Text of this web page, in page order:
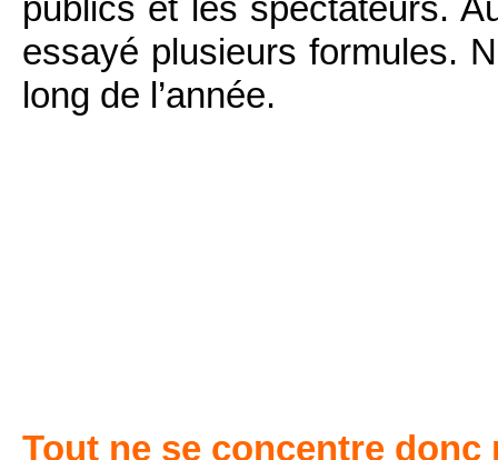
publics et les spectateurs.
essayé plusieurs formules.
long de l’année.
Tout ne se concentre